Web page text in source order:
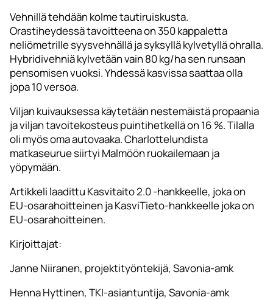
Vehnillä tehdään kolme tautiruiskusta.
Orastiheydessä tavoitteena on 350 kappaletta
neliömetrille syysvehnällä ja syksyllä kylvetyllä ohralla.
Hybridivehniä kylvetään vain 80 kg/ha sen runsaan
pensomisen vuoksi. Yhdessä kasvissa saattaa olla
jopa 10 versoa.
Viljan kuivauksessa käytetään nestemäistä propaania
ja viljan tavoitekosteus puintihetkellä on 16 %. Tilalla
oli myös oma autovaaka. Charlottelundista
matkaseurue siirtyi Malmöön ruokailemaan ja
yöpymään.
Artikkeli laadittu Kasvitaito 2.0 -hankkeelle, joka on
EU-osarahoitteinen ja KasviTieto-hankkeelle joka on
EU-osarahoitteinen.
Kirjoittajat:
Janne Niiranen, projektityöntekijä, Savonia-amk
Henna Hyttinen, TKI-asiantuntija, Savonia-amk